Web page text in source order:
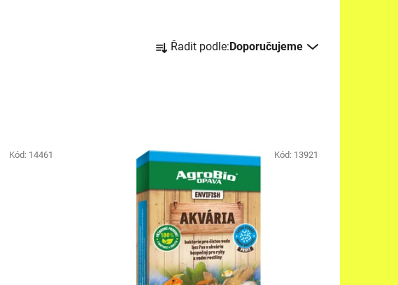
a
p
r
d
u
k
t
ů
Řadit podle: Doporučujeme
Kód: 14461 Kód: 13921